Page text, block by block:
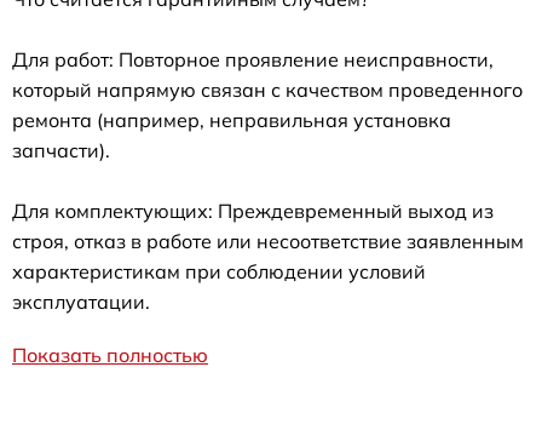
Для работ: Повторное проявление неисправности,
который напрямую связан с качеством проведенного
ремонта (например, неправильная установка
запчасти).
Для комплектующих: Преждевременный выход из
строя, отказ в работе или несоответствие заявленным
характеристикам при соблюдении условий
эксплуатации.
Показать полностью